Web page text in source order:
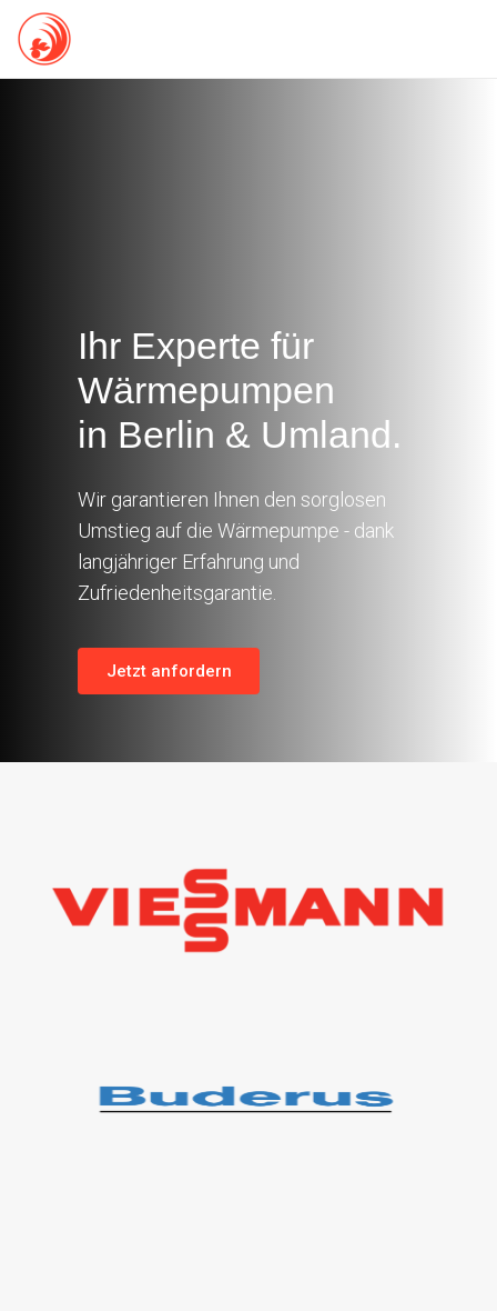
Ihr Experte für
Wärmepumpen
in Berlin & Umland.
Wir garantieren Ihnen den sorglosen
Umstieg auf die Wärmepumpe - dank
langjähriger Erfahrung und
Zufriedenheitsgarantie.
Jetzt anfordern